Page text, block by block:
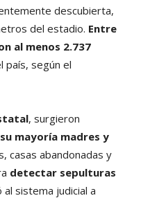
descubierta,
del estadio. Entre
al menos 2.737
país, según el
, surgieron
mayoría madres y
casas abandonadas y
detectar sepulturas
sistema judicial a